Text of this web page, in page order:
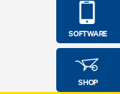
SOFTWARE
SHOP